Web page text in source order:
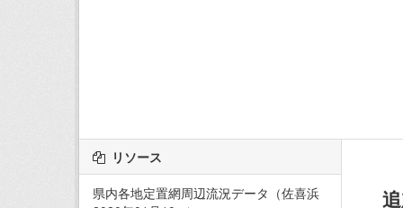
リソース
県内各地定置網周辺流況データ（佐喜浜